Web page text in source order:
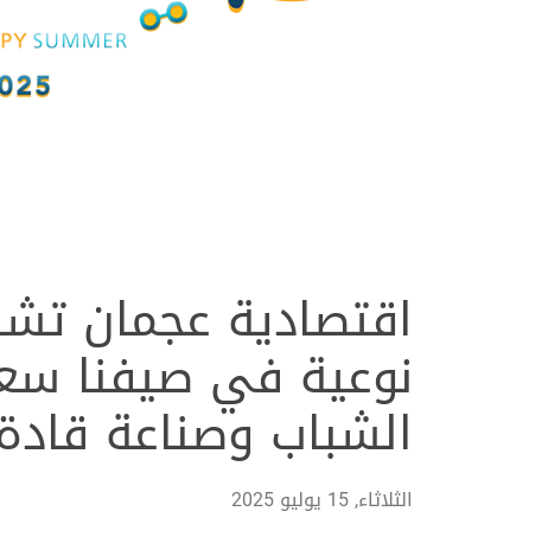
نوعية في صيفنا
الشباب وصناعة
الثلاثاء, 15 يوليو 2025